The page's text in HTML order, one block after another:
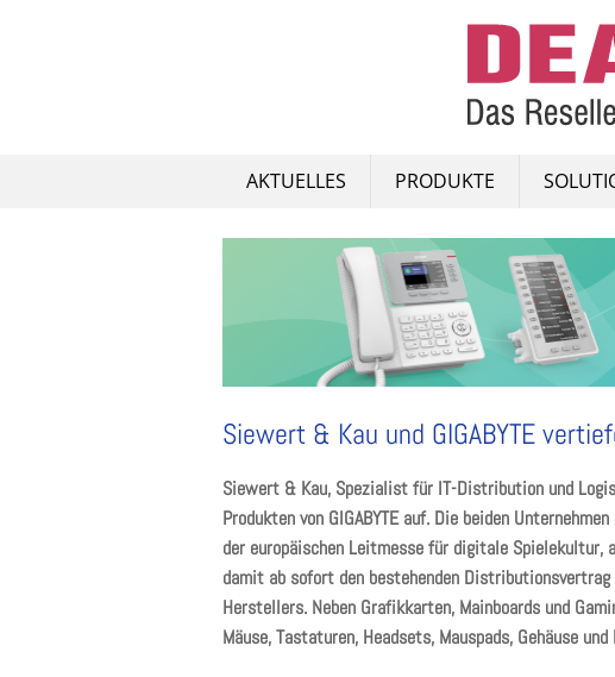
AKTUELLES PRODUKTE
Siewert & Kau und GIGABYTE
Siewert & Kau, Spezialist für IT-Distribution und
Produkten von GIGABYTE auf. Die beiden
der europäischen Leitmesse für digitale Spielekultur,
damit ab sofort den bestehenden
Herstellers. Neben Grafikkarten, Mainboards und
Mäuse, Tastaturen, Headsets, Mauspads, Gehäuse